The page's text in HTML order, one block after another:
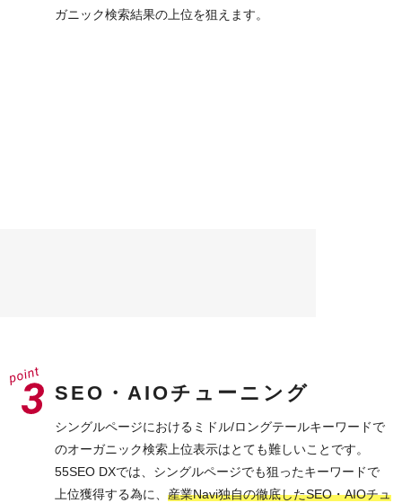
ガニック検索結果の上位を狙えます。
SEO・AIOチューニング
シングルページにおけるミドル/ロングテールキーワードで
のオーガニック検索上位表示はとても難しいことです。
55SEO DXでは、シングルページでも狙ったキーワードで
上位獲得する為に、産業Navi独自の徹底したSEO・AIOチュ